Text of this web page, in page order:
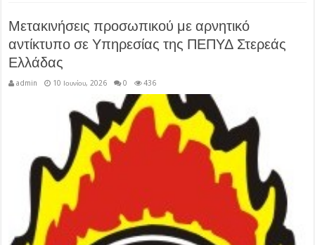
Μετακινήσεις προσωπικού με αρνητικό
αντίκτυπο σε Υπηρεσίας της ΠΕΠΥΔ Στερεάς
Ελλάδας
admin 10 Ιουνίου, 2026 0 436